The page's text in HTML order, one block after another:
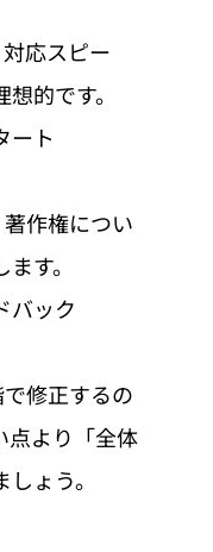
的です。
ート
す。
バック
点より「全体
ょう。